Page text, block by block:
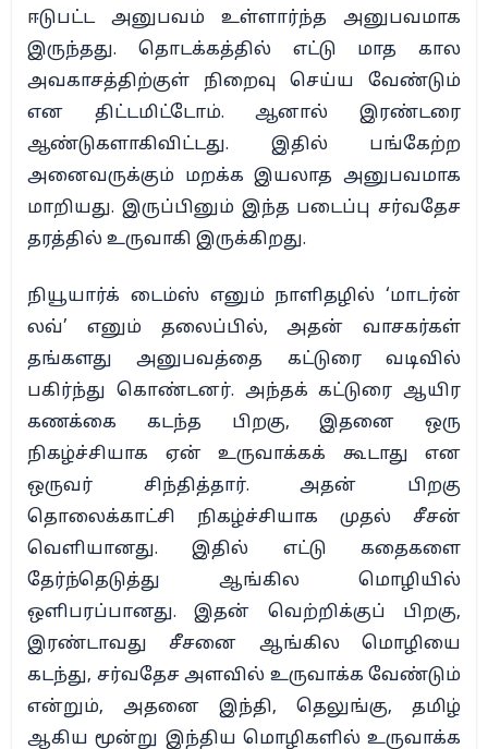
ஈடுபட்ட அனுபவம் உள்ளார்ந்த அனுபவமாக
இருந்தது. தொடக்கத்தில் எட்டு மாத கால
அவகாசத்திற்குள் நிறைவு செய்ய வேண்டும்
என திட்டமிட்டோம். ஆனால் இரண்டரை
ஆண்டுகளாகிவிட்டது. இதில் பங்கேற்ற
அனைவருக்கும் மறக்க இயலாத அனுபவமாக
மாறியது. இருப்பினும் இந்த படைப்பு சர்வதேச
தரத்தில் உருவாகி இருக்கிறது.
நியூயார்க் டைம்ஸ் எனும் நாளிதழில் ‘மாடர்ன்
லவ்’ எனும் தலைப்பில், அதன் வாசகர்கள்
தங்களது அனுபவத்தை கட்டுரை வடிவில்
பகிர்ந்து கொண்டனர். அந்தக் கட்டுரை ஆயிர
கணக்கை கடந்த பிறகு, இதனை ஒரு
நிகழ்ச்சியாக ஏன் உருவாக்கக் கூடாது என
ஒருவர் சிந்தித்தார். அதன் பிறகு
தொலைக்காட்சி நிகழ்ச்சியாக முதல் சீசன்
வெளியானது. இதில் எட்டு கதைகளை
தேர்ந்தெடுத்து ஆங்கில மொழியில்
ஒளிபரப்பானது. இதன் வெற்றிக்குப் பிறகு,
இரண்டாவது சீசனை ஆங்கில மொழியை
கடந்து, சர்வதேச அளவில் உருவாக்க வேண்டும்
என்றும், அதனை இந்தி, தெலுங்கு, தமிழ்
ஆகிய மூன்று இந்திய மொழிகளில் உருவாக்க